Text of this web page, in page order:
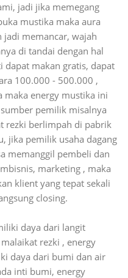
jadi jika memegang
mustika maka aura
jadi memancar, wajah
di tandai dengan hal
dapat makan gratis, dapat
100.000 - 500.000 ,
maka energy mustika ini
pemilik misalnya
rezki berlimpah di pabrik
jika pemilik usaha dagang
memanggil pembeli dan
marketing , maka
klient yang tepat sekali
closing.
daya dari langit
rezki , energy
daya dari bumi dan air
inti bumi, energy